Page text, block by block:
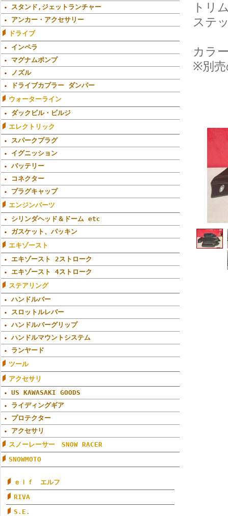
スタンド,ジェットランチャー
アンカー・アクセサリー
ドライブ
インペラ
マグナムポンプ
ノズル
ドライブカプラー ダンパー
ウォーターライン
ダックビル・ビルジ
エレクトリック
スパークプラグ
イグニッション
バッテリー
コネクター
プラグキャップ
エンジンパーツ
シリンダヘッド＆ドーム etc
ガスケット、パッキン
エキゾースト
エキゾースト 2ストローク
エキゾースト 4ストローク
ステアリング
ハンドルバー
スロットルレバー
ハンドルバーグリップ
ハンドルマウントシステム
ランヤード
ツール
アクセサリ
US KAWASAKI GOODS
ライディングギア
プロテクター
アクセサリ
スノーレーサー SNOW RACER
SNOWMOTO
ｅｌｆ エルフ
RIVA
S.E.
トリ
ステ
カラ
※別売